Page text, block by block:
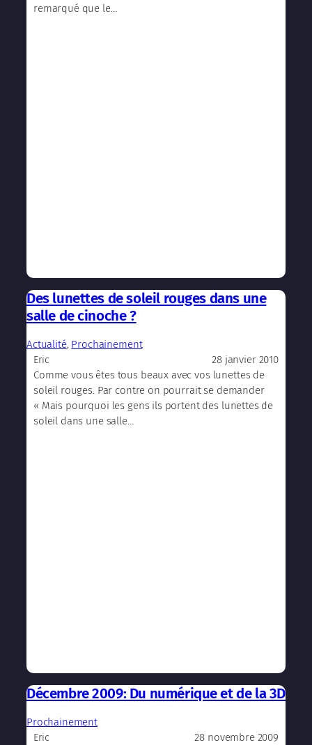
remarqué que le…
Des lunettes de soleil rouges dans une
salle de cinoche ?
Actualité, Prochainement
Eric
28 janvier 2010
Comme vous êtes tous beaux avec vos lunettes de
soleil rouges. Par contre on pourrait se demander
« Mais pourquoi les gens ils portent des lunettes de
soleil dans une salle…
Décembre 2009: Du numérique et de la 3D
Prochainement
Eric
28 novembre 2009